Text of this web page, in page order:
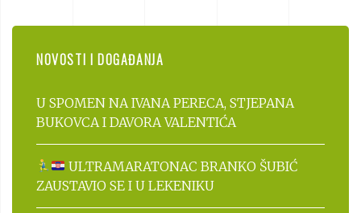
NOVOSTI I DOGAĐANJA
U SPOMEN NA IVANA PERECA, STJEPANA
BUKOVCA I DAVORA VALENTIĆA
ULTRAMARATONAC BRANKO ŠUBIĆ
ZAUSTAVIO SE I U LEKENIKU